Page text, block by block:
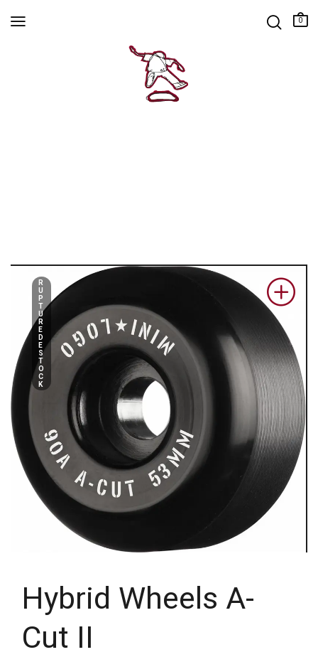
0
R
U
P
T
U
R
E
D
E
S
T
O
C
K
Hybrid Wheels A-
Cut II